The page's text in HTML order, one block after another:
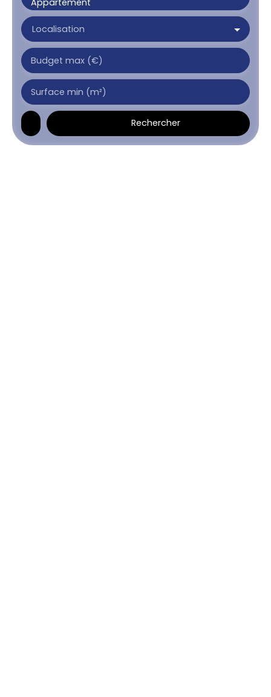
Localisation
Budget max (€)
Surface min (m²)
Rechercher